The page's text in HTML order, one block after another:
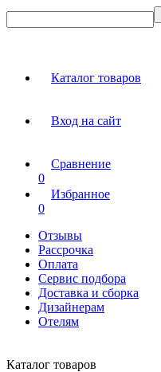
Каталог товаров
Вход на сайт
Сравнение
0
Избранное
0
Отзывы
Рассрочка
Оплата
Сервис подбора
Доставка и сборка
Дизайнерам
Отелям
Каталог товаров